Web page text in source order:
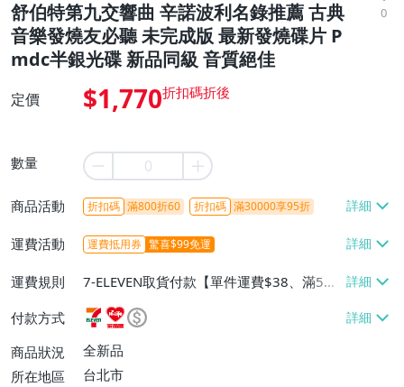
舒伯特第九交響曲 辛諾波利名錄推薦 古典
音樂發燒友必聽 未完成版 最新發燒碟片 P
mdc半銀光碟 新品同級 音質絕佳
0
定價 $1,770
數量
商品活動 折扣碼 滿800折60 折扣碼 滿30000享95折
運費活動 運費抵用券 驚喜$99免運
運費規則
7-ELEVEN取貨付款【單件運費$38、滿5件
或消費滿$1298免運費】、7-ELEVEN取貨
不付款【免運費】、萊爾富取貨付款【單件
運費$60、滿5件或消費滿$1298免運
費】、宅配/貨運【單件運費$120、滿5件
付款方式
商品狀況
全新品
所在地區
台北市